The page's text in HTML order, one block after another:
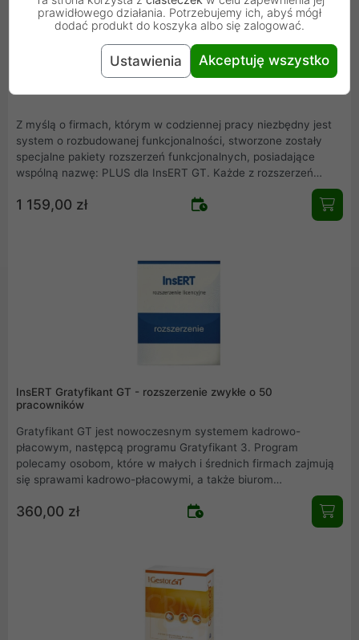
Z myślą o firmach, którym w codziennej pracy niezbędny jest
system o rozbudowanej funkcjonalności, stworzone zostały
specjalne pakiety rozszerzeń funkcjonalnych, posiadające
wspólną nazwę: PLUS dla InsERT GT. Każde z rozszerzeń
1 159,00 zł
InsERT Gratyfikant GT - rozszerzenie zwykłe o 50
pracowników
Gratyfikant GT jest nowoczesnym systemem kadrowo-
płacowym, następcą programu Gratyfikant 3. Program
polecamy osobom, które w małych i średnich firmach zajmują
się sprawami kadrowo-płacowymi, a także biurom
360,00 zł
prawidłowego działania. Potrzebujemy ich, abyś mógł
dodać produkt do koszyka albo się zalogować.
Ustawienia Akceptuję wszystko